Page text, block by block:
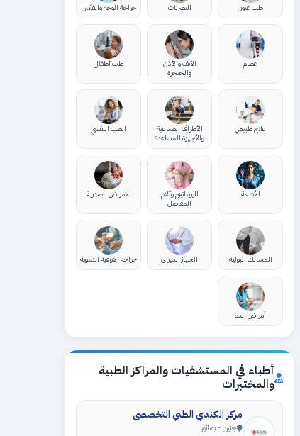
طب عيون البصريات جراحة الوجه والفكين
عظام
الأنف والأذن
والحنجرة
طب أطفال
علاج طبيعي
الأطراف الصناعية
والأجهزة المساعدة
الطب النفسي
الأشعة
الروماتيزم وآلام
المفاصل
الامراض الصدرية
المسالك البولية الجهاز الدوراني جراحة الاوعية الدموية
أمراض الدم
أطباء في المستشفيات والمراكز الطبية
والمختبرات
مركز الكندي الطبي التخصصي
جنين - صانور